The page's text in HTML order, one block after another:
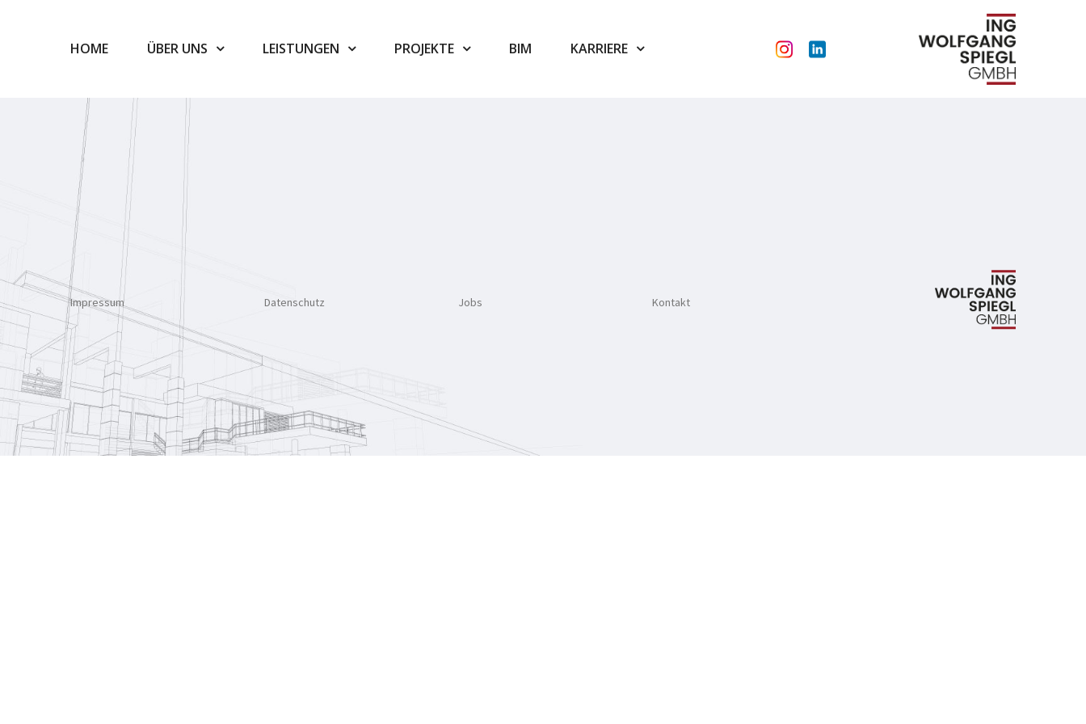
HOME ÜBER UNS LEISTUNGEN PROJEKTE BIM KARRIERE
Impressum Datenschutz Jobs Kontakt